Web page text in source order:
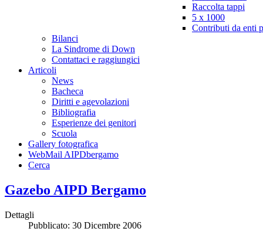
Raccolta tappi
5 x 1000
Contributi da enti
Bilanci
La Sindrome di Down
Contattaci e raggiungici
Articoli
News
Bacheca
Diritti e agevolazioni
Bibliografia
Esperienze dei genitori
Scuola
Gallery fotografica
WebMail AIPDbergamo
Cerca
Gazebo AIPD Bergamo
Dettagli
Pubblicato: 30 Dicembre 2006